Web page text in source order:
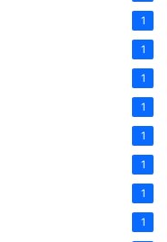
1
1
1
1
1
1
1
1